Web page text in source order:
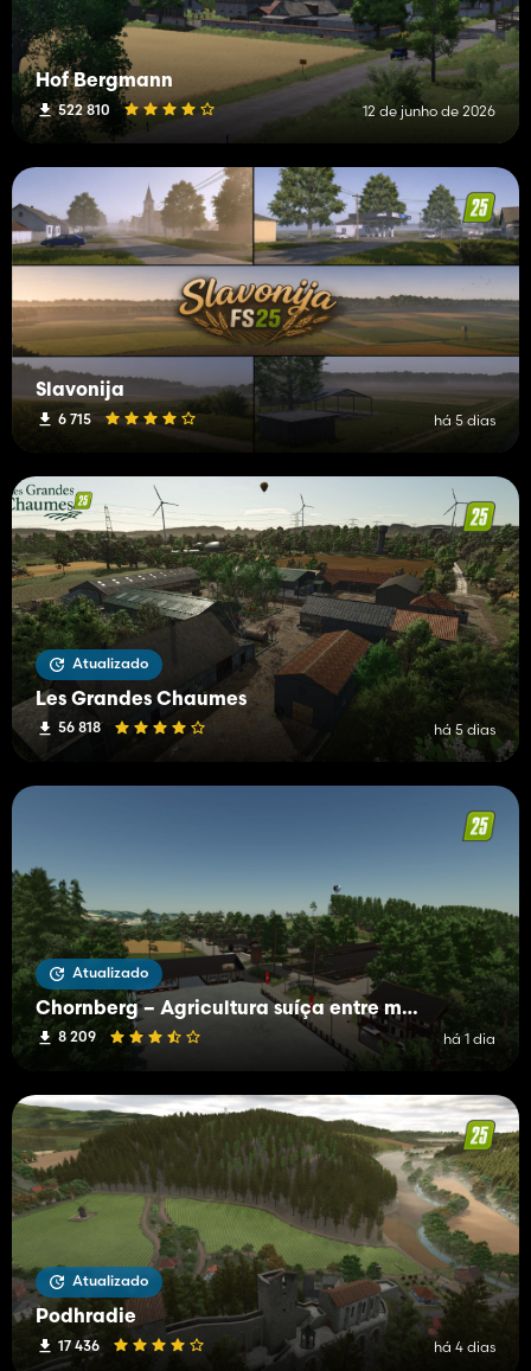
Hof Bergmann
522 810 12 de junho de 2026
Slavonija
6 715 há 5 dias
Atualizado
Les Grandes Chaumes
56 818 há 5 dias
Atualizado
Chornberg – Agricultura suíça entre montanhas e vales
8 209 há 1 dia
Atualizado
Podhradie
17 436 há 4 dias